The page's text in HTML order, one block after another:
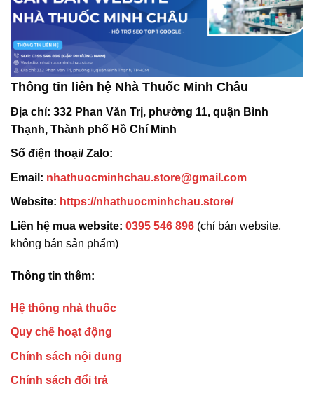
Thông tin liên hệ Nhà Thuốc Minh Châu
Địa chỉ: 332 Phan Văn Trị, phường 11, quận Bình
Thạnh, Thành phố Hồ Chí Minh
Số điện thoại/ Zalo:
Email: nhathuocminhchau.store@gmail.com
Website: https://nhathuocminhchau.store/
Liên hệ mua website: 0395 546 896 (chỉ bán website,
không bán sản phẩm)
Thông tin thêm:
Hệ thống nhà thuốc
Quy chế hoạt động
Chính sách nội dung
Chính sách đổi trả